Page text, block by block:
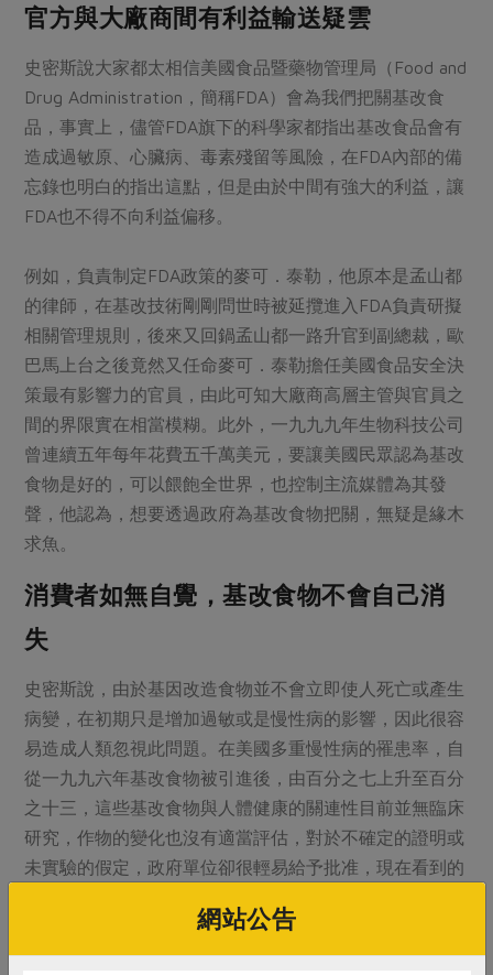
官方與大廠商間有利益輸送疑雲
史密斯說大家都太相信美國食品暨藥物管理局（Food and
Drug Administration，簡稱FDA）會為我們把關基改食
品，事實上，儘管FDA旗下的科學家都指出基改食品會有
造成過敏原、心臟病、毒素殘留等風險，在FDA內部的備
忘錄也明白的指出這點，但是由於中間有強大的利益，讓
FDA也不得不向利益偏移。
例如，負責制定FDA政策的麥可．泰勒，他原本是孟山都
的律師，在基改技術剛剛問世時被延攬進入FDA負責研擬
相關管理規則，後來又回鍋孟山都一路升官到副總裁，歐
巴馬上台之後竟然又任命麥可．泰勒擔任美國食品安全決
策最有影響力的官員，由此可知大廠商高層主管與官員之
間的界限實在相當模糊。此外，一九九九年生物科技公司
曾連續五年每年花費五千萬美元，要讓美國民眾認為基改
食物是好的，可以餵飽全世界，也控制主流媒體為其發
聲，他認為，想要透過政府為基改食物把關，無疑是緣木
求魚。
消費者如無自覺，基改食物不會自己消
失
史密斯說，由於基因改造食物並不會立即使人死亡或產生
病變，在初期只是增加過敏或是慢性病的影響，因此很容
易造成人類忽視此問題。在美國多重慢性病的罹患率，自
從一九九六年基改食物被引進後，由百分之七上升至百分
之十三，這些基改食物與人體健康的關連性目前並無臨床
研究，作物的變化也沒有適當評估，對於不確定的證明或
未實驗的假定，政府單位卻很輕易給予批准，現在看到的
站出來發聲，對後代子孫的影響難以想像。
網站公告